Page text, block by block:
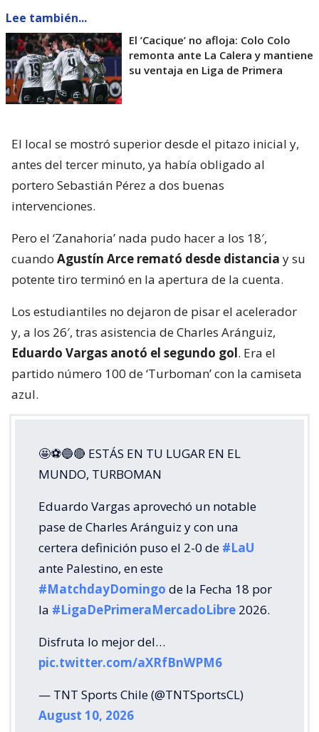
Lee también...
El ’Cacique’ no afloja: Colo Colo
remonta ante La Calera y mantiene
su ventaja en Liga de Primera
El local se mostró superior desde el pitazo inicial y,
antes del tercer minuto, ya había obligado al
portero Sebastián Pérez a dos buenas
intervenciones.
Pero el ‘Zanahoria’ nada pudo hacer a los 18′,
cuando Agustín Arce remató desde distancia y su
potente tiro terminó en la apertura de la cuenta.
Los estudiantiles no dejaron de pisar el acelerador
y, a los 26′, tras asistencia de Charles Aránguiz,
Eduardo Vargas anotó el segundo gol. Era el
partido número 100 de ‘Turboman’ con la camiseta
azul.
🤩⚽🔵🔴 ESTÁS EN TU LUGAR EN EL
MUNDO, TURBOMAN
Eduardo Vargas aprovechó un notable
pase de Charles Aránguiz y con una
certera definición puso el 2-0 de #LaU
ante Palestino, en este
#MatchdayDomingo de la Fecha 18 por
la #LigaDePrimeraMercadoLibre 2026.
Disfruta lo mejor del…
pic.twitter.com/aXRfBnWPM6
— TNT Sports Chile (@TNTSportsCL)
August 10, 2026